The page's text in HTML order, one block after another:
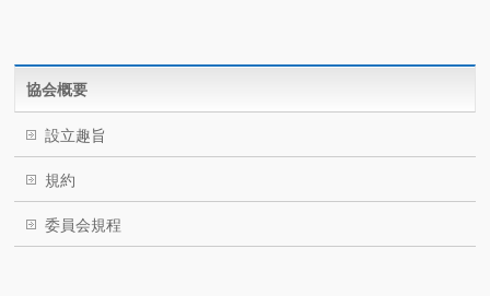
協会概要
設立趣旨
規約
委員会規程